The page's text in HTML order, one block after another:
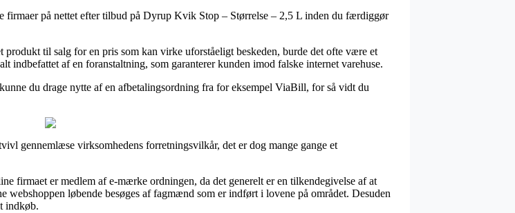
på nettet efter tilbud på Dyrup Kvik Stop – Størrelse – 2,5 L inden du færdiggør
produkt til salg for en pris som kan virke uforståeligt beskeden, burde det ofte være et
indbefattet af en foranstaltning, som garanterer kunden imod falske internet varehuse.
du drage nytte af en afbetalingsordning fra for eksempel ViaBill, for så vidt du
gennemlæse virksomhedens forretningsvilkår, det er dog mange gange et
firmaet er medlem af e-mærke ordningen, da det generelt er en tilkendegivelse af at
webshoppen løbende besøges af fagmænd som er indført i lovene på området. Desuden
indkøb.